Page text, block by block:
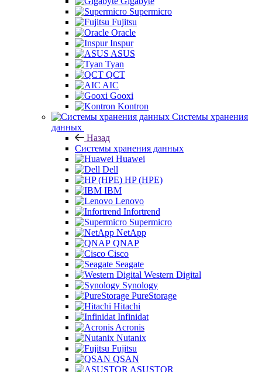
Supermicro
Fujitsu
Oracle
Inspur
ASUS
Tyan
QCT
AIC
Gooxi
Kontron
Системы хранения
данных
Назад
Системы хранения данных
Huawei
Dell
HP (HPE)
IBM
Lenovo
Infortrend
Supermicro
NetApp
QNAP
Cisco
Seagate
Western Digital
Synology
PureStorage
Hitachi
Infinidat
Acronis
Nutanix
Fujitsu
QSAN
ASUSTOR